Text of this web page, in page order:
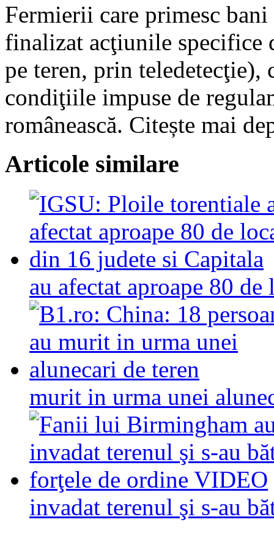
Fermierii care primesc
finalizat acţiunile specifice
pe teren, prin
condiţiile impuse de
românească. Citește mai
Articole similare
au afectat aproape 80
murit in urma unei
invadat terenul şi s-au